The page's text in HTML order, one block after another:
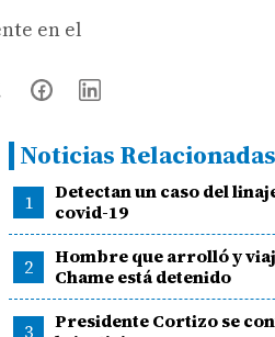
en el
Noticias Relacionadas
1
Detectan un caso del
covid-19
2
Hombre que arrolló y
Chame está detenido
3
Presidente Cortizo se